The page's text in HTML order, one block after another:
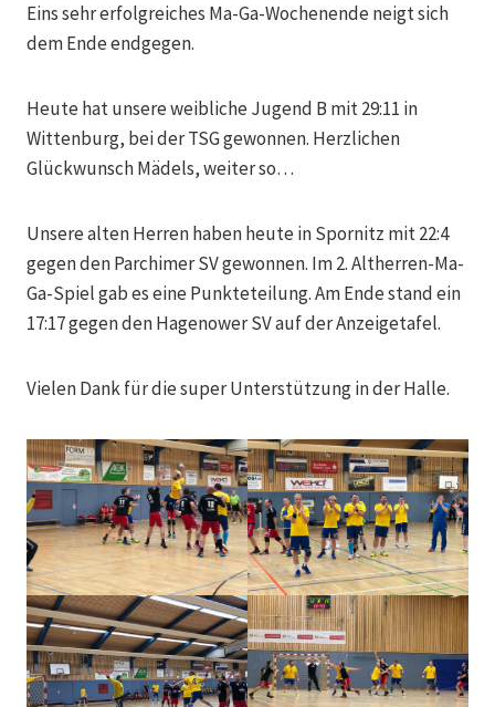
Eins sehr erfolgreiches Ma-Ga-Wochenende neigt sich
dem Ende endgegen.
Heute hat unsere weibliche Jugend B mit 29:11 in
Wittenburg, bei der TSG gewonnen. Herzlichen
Glückwunsch Mädels, weiter so…
Unsere alten Herren haben heute in Spornitz mit 22:4
gegen den Parchimer SV gewonnen. Im 2. Altherren-Ma-
Ga-Spiel gab es eine Punkteteilung. Am Ende stand ein
17:17 gegen den Hagenower SV auf der Anzeigetafel.
Vielen Dank für die super Unterstützung in der Halle.